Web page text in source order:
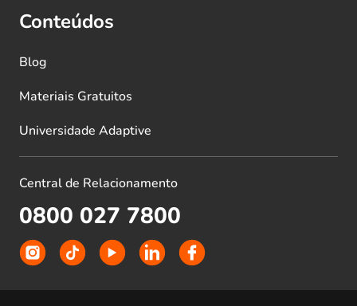
Conteúdos
Blog
Materiais Gratuitos
Universidade Adaptive
Central de Relacionamento
0800 027 7800